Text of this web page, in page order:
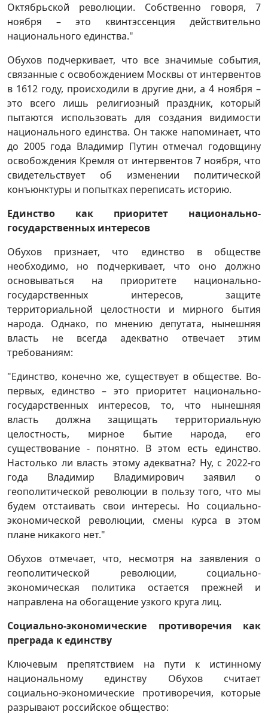
Октябрьской революции. Собственно говоря, 7
ноября – это квинтэссенция действительно
национального единства."
Обухов подчеркивает, что все значимые события,
связанные с освобождением Москвы от интервентов
в 1612 году, происходили в другие дни, а 4 ноября –
это всего лишь религиозный праздник, который
пытаются использовать для создания видимости
национального единства. Он также напоминает, что
до 2005 года Владимир Путин отмечал годовщину
освобождения Кремля от интервентов 7 ноября, что
свидетельствует об изменении политической
конъюнктуры и попытках переписать историю.
Единство как приоритет национально-
государственных интересов
Обухов признает, что единство в обществе
необходимо, но подчеркивает, что оно должно
основываться на приоритете национально-
государственных интересов, защите
территориальной целостности и мирного бытия
народа. Однако, по мнению депутата, нынешняя
власть не всегда адекватно отвечает этим
требованиям:
"Единство, конечно же, существует в обществе. Во-
первых, единство – это приоритет национально-
государственных интересов, то, что нынешняя
власть должна защищать территориальную
целостность, мирное бытие народа, его
существование - понятно. В этом есть единство.
Настолько ли власть этому адекватна? Ну, с 2022-го
года Владимир Владимирович заявил о
геополитической революции в пользу того, что мы
будем отстаивать свои интересы. Но социально-
экономической революции, смены курса в этом
плане никакого нет."
Обухов отмечает, что, несмотря на заявления о
геополитической революции, социально-
экономическая политика остается прежней и
направлена на обогащение узкого круга лиц.
Социально-экономические противоречия как
преграда к единству
Ключевым препятствием на пути к истинному
национальному единству Обухов считает
социально-экономические противоречия, которые
разрывают российское общество: